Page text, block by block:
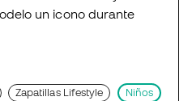
un icono durante
Zapatillas Lifestyle Niños